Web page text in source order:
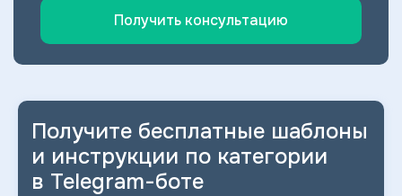
Получить консультацию
Получите бесплатные шаблоны
и инструкции по категории
в Telegram-боте